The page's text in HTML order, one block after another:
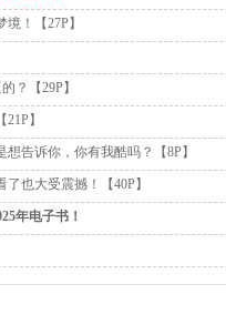
！【27P】
？【29P】
】
告诉你，你有我酷吗？【8P】
也大受震撼！【40P】
年电子书！